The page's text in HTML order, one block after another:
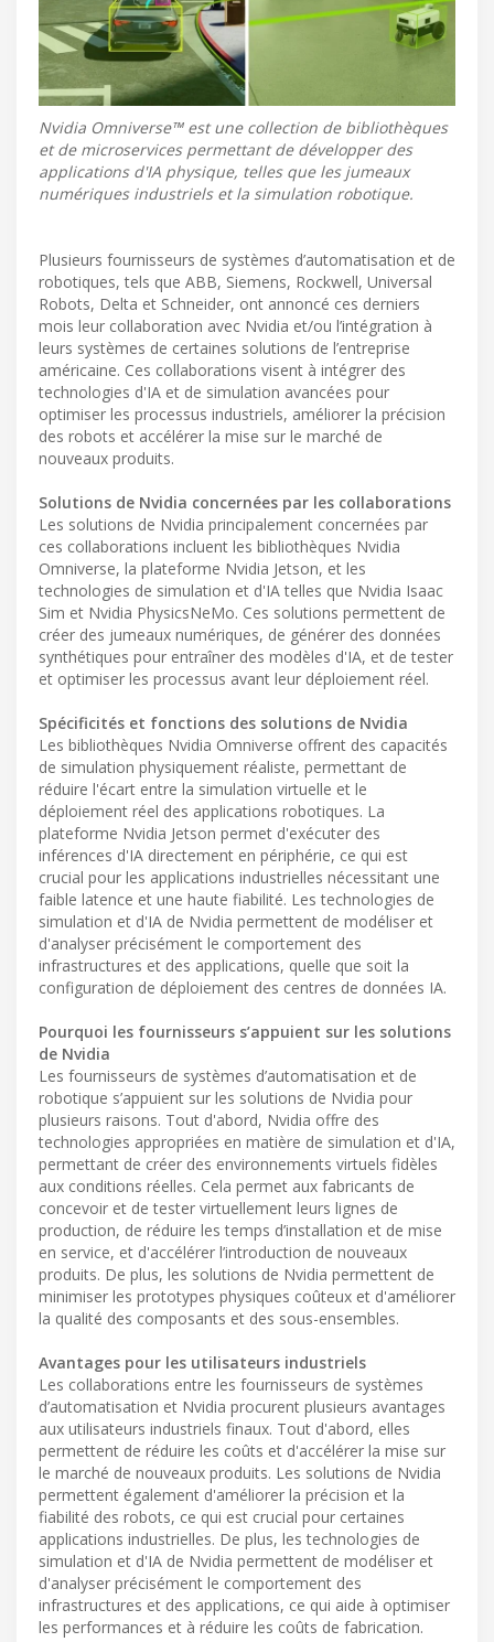
Nvidia Omniverse™ est une collection de bibliothèques
et de microservices permettant de développer des
applications d'IA physique, telles que les jumeaux
numériques industriels et la simulation robotique.
Plusieurs fournisseurs de systèmes d’automatisation et de
robotiques, tels que ABB, Siemens, Rockwell, Universal
Robots, Delta et Schneider, ont annoncé ces derniers
mois leur collaboration avec Nvidia et/ou l’intégration à
leurs systèmes de certaines solutions de l’entreprise
américaine. Ces collaborations visent à intégrer des
technologies d'IA et de simulation avancées pour
optimiser les processus industriels, améliorer la précision
des robots et accélérer la mise sur le marché de
nouveaux produits.
Solutions de Nvidia concernées par les collaborations
Les solutions de Nvidia principalement concernées par
ces collaborations incluent les bibliothèques Nvidia
Omniverse, la plateforme Nvidia Jetson, et les
technologies de simulation et d'IA telles que Nvidia Isaac
Sim et Nvidia PhysicsNeMo. Ces solutions permettent de
créer des jumeaux numériques, de générer des données
synthétiques pour entraîner des modèles d'IA, et de tester
et optimiser les processus avant leur déploiement réel.
Spécificités et fonctions des solutions de Nvidia
Les bibliothèques Nvidia Omniverse offrent des capacités
de simulation physiquement réaliste, permettant de
réduire l'écart entre la simulation virtuelle et le
déploiement réel des applications robotiques. La
plateforme Nvidia Jetson permet d'exécuter des
inférences d'IA directement en périphérie, ce qui est
crucial pour les applications industrielles nécessitant une
faible latence et une haute fiabilité. Les technologies de
simulation et d'IA de Nvidia permettent de modéliser et
d'analyser précisément le comportement des
infrastructures et des applications, quelle que soit la
configuration de déploiement des centres de données IA.
Pourquoi les fournisseurs s’appuient sur les solutions
de Nvidia
Les fournisseurs de systèmes d’automatisation et de
robotique s’appuient sur les solutions de Nvidia pour
plusieurs raisons. Tout d'abord, Nvidia offre des
technologies appropriées en matière de simulation et d'IA,
permettant de créer des environnements virtuels fidèles
aux conditions réelles. Cela permet aux fabricants de
concevoir et de tester virtuellement leurs lignes de
production, de réduire les temps d’installation et de mise
en service, et d'accélérer l’introduction de nouveaux
produits. De plus, les solutions de Nvidia permettent de
minimiser les prototypes physiques coûteux et d'améliorer
la qualité des composants et des sous-ensembles.
Avantages pour les utilisateurs industriels
Les collaborations entre les fournisseurs de systèmes
d’automatisation et Nvidia procurent plusieurs avantages
aux utilisateurs industriels finaux. Tout d'abord, elles
permettent de réduire les coûts et d'accélérer la mise sur
le marché de nouveaux produits. Les solutions de Nvidia
permettent également d'améliorer la précision et la
fiabilité des robots, ce qui est crucial pour certaines
applications industrielles. De plus, les technologies de
simulation et d'IA de Nvidia permettent de modéliser et
d'analyser précisément le comportement des
infrastructures et des applications, ce qui aide à optimiser
les performances et à réduire les coûts de fabrication.